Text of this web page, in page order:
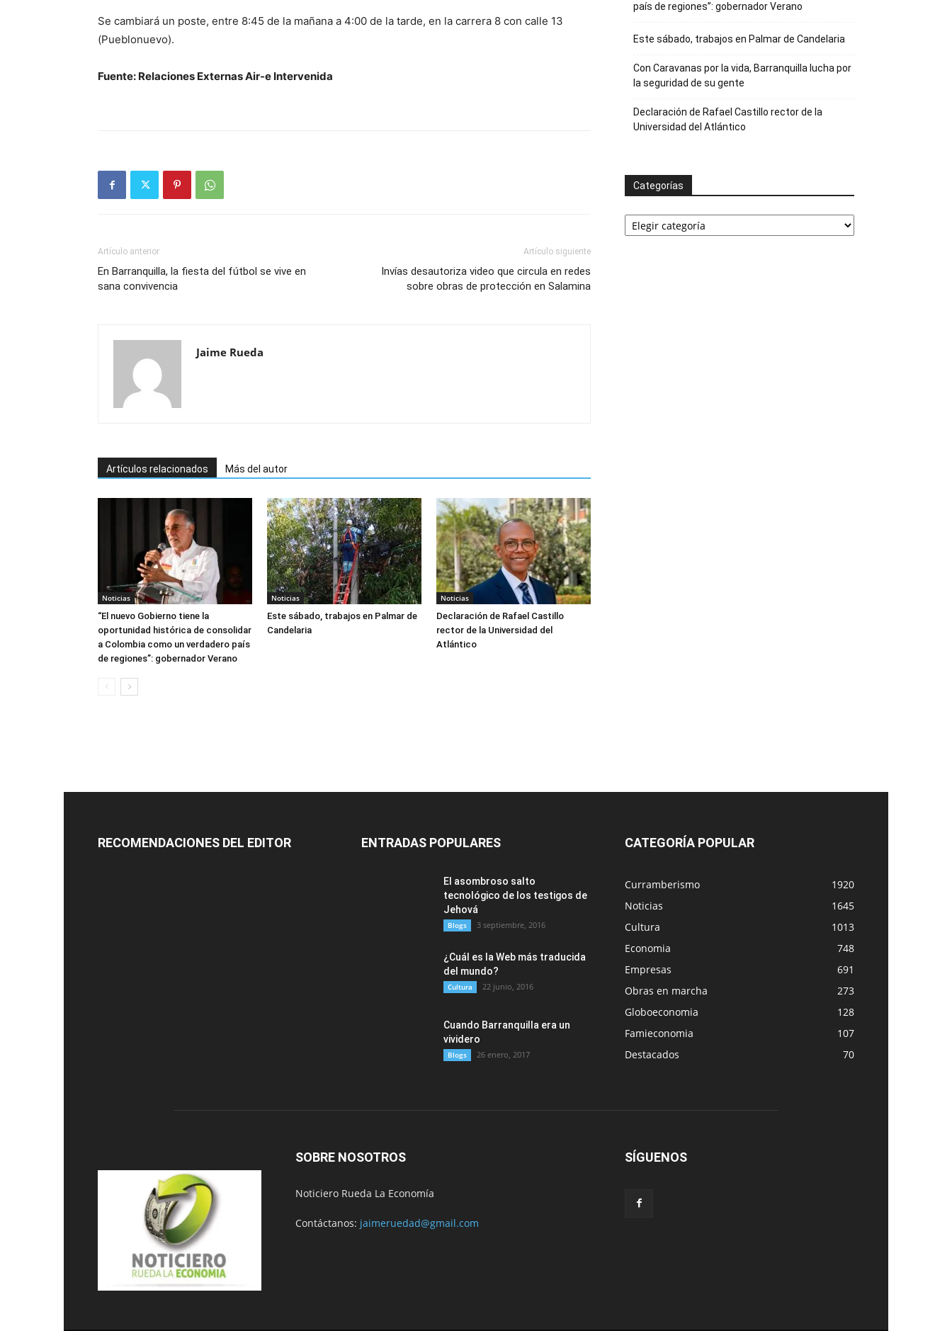
Se cambiará un poste, entre 8:45 de la mañana a 4:00 de la tarde, en la carrera 8 con calle 13
(Pueblonuevo).
Fuente: Relaciones Externas Air-e Intervenida
Artículo anterior
En Barranquilla, la fiesta del fútbol se vive en
sana convivencia
Artículo siguiente
Invías desautoriza video que circula en redes
sobre obras de protección en Salamina
Jaime Rueda
Artículos relacionados Más del autor
Noticias
“El nuevo Gobierno tiene la
oportunidad histórica de consolidar
a Colombia como un verdadero país
de regiones”: gobernador Verano
Noticias
Este sábado, trabajos en Palmar de
Candelaria
Noticias
Declaración de Rafael Castillo
rector de la Universidad del
Atlántico
país de regiones”: gobernador Verano
Este sábado, trabajos en Palmar de Candelaria
Con Caravanas por la vida, Barranquilla lucha por
la seguridad de su gente
Declaración de Rafael Castillo rector de la
Universidad del Atlántico
Categorías
Categorías
RECOMENDACIONES DEL EDITOR ENTRADAS POPULARES
El asombroso salto
tecnológico de los testigos de
Jehová
Blogs 3 septiembre, 2016
¿Cuál es la Web más traducida
del mundo?
Cultura 22 junio, 2016
Cuando Barranquilla era un
vividero
Blogs 26 enero, 2017
CATEGORÍA POPULAR
Curramberismo
1920
Noticias
1645
Cultura
1013
Economia
748
Empresas
691
Obras en marcha
273
Globoeconomia
128
Famieconomia
107
Destacados
70
SOBRE NOSOTROS
Noticiero Rueda La Economía
Contáctanos: jaimeruedad@gmail.com
SÍGUENOS